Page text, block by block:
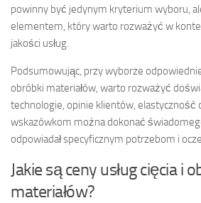
powinny być jedynym kryterium wyboru,
elementem, który warto rozważyć w
jakości usług.
Podsumowując, przy wyborze
obróbki materiałów, warto rozważyć
technologie, opinie klientów, elastyczność
wskazówkom można dokonać
odpowiadał specyficznym potrzebom i
Jakie są ceny usług cięcia i
materiałów?